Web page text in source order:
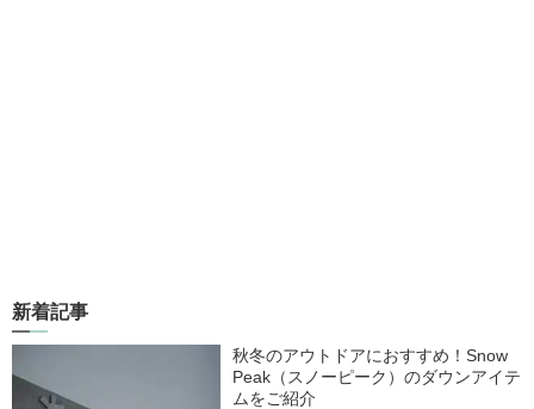
新着記事
秋冬のアウトドアにおすすめ！Snow
Peak（スノーピーク）のダウンアイテ
ムをご紹介